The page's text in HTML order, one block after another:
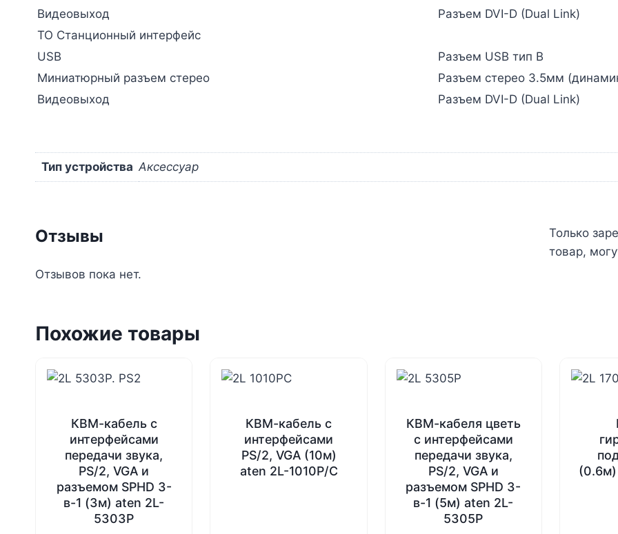
Видеовыход
Разъем DVI-D (Dual Link)
ТО Станционный интерфейс
USB
Разъем USB тип В
Миниатюрный разъем стерео
Разъем стерео 3.5мм
Видеовыход
Разъем DVI-D (Dual Link)
Тип устройства Аксессуар
Отзывы
Отзывов пока нет.
Только
товар,
Похожие товары
КВМ-кабель с
интерфейсами
передачи звука,
PS/2, VGA и
разъемом SPHD 3-
в-1 (3м) aten 2L-
5303P
КВМ-кабель с
интерфейсами
PS/2, VGA (10м)
aten 2L-1010P/C
КВМ-кабеля цветь
с интерфейсами
передачи звука,
PS/2, VGA и
разъемом SPHD 3-
в-1 (5м) aten 2L-
5305P
(0.6м)